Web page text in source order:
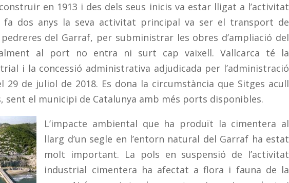
en 1913 i des dels seus inicis va estar lligat a l’activitat
fa dos anys la seva activitat principal va ser el transport de
del Garraf, per subministrar les obres d’ampliació del
al port no entra ni surt cap vaixell. Vallcarca té la
i la concessió administrativa adjudicada per l’administració
29 de juliol de 2018. Es dona la circumstància que Sitges acull
el municipi de Catalunya amb més ports disponibles.
L’impacte ambiental que ha produït la cimentera al
llarg d’un segle en l’entorn natural del Garraf ha estat
molt important. La pols en suspensió de l’activitat
industrial cimentera ha afectat a flora i fauna de la